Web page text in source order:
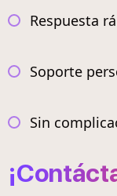
Respuesta
Soporte
Sin